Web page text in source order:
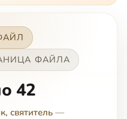
ФАЙЛА
42
святитель —